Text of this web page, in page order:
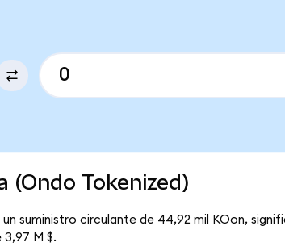
(Ondo Tokenized)
suministro circulante de 44,92 mil KOon,
M $.